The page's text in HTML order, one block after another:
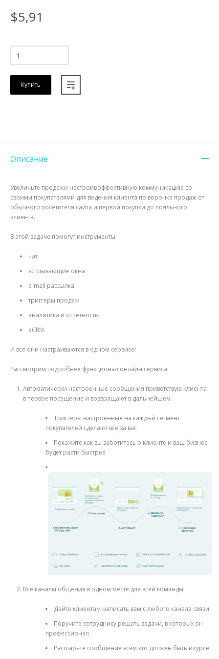
$5,91
Купить
Описание
Увеличьте продажи настроив эффективную коммуникацию со
своими покупателями для ведения клиента по воронке продаж от
обычного посетителя сайта и первой покупки до лояльного
клиента.
В этой задаче помогут инструменты:
чат
всплывающие окна
e-mail рассылка
триггеры продаж
аналитика и отчетность
eCRM
И все они настраиваются в одном сервисе!
Рассмотрим подробнее функционал онлайн сервиса:
Автоматически настроенные сообщения приветствую клиента
в первое посещение и возвращают в дальнейшем.
Триггеры настроенные на каждый сегмент
покупателей сделают все за вас
Покажите как вы заботитесь о клиенте и ваш бизнес
будет расти быстрее
Все каналы общения в одном месте для всей команды:
Дайте клиентам написать вам с любого канала связи
Поручите сотруднику решать задачи, в которых он
профессионал
Расшарьте сообщение всем кто должен быть в курсе